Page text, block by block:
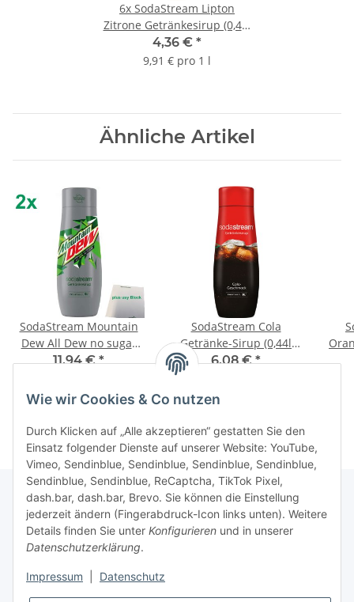
6x SodaStream Lipton
Zitrone Getränkesirup (0,44l
Flasche)
4,36 € *
9,91 € pro 1 l
Ähnliche Artikel
SodaStream Mountain
Dew All Dew no sugar
Getränke-Sirup 2er Pack
Block
11,94 €*
SodaStream Cola
Getränke-Sirup (0,44l
Flasche)
6,08 €*
Informationen
Gesetzliche Informationen
Wie wir Cookies & Co nutzen
Durch Klicken auf „Alle akzeptieren“ gestatten Sie den
Einsatz folgender Dienste auf unserer Website: YouTube,
Vimeo, Sendinblue, Sendinblue, Sendinblue, Sendinblue,
Sendinblue, Sendinblue, ReCaptcha, TikTok Pixel,
dash.bar, dash.bar, Brevo. Sie können die Einstellung
jederzeit ändern (Fingerabdruck-Icon links unten). Weitere
Details finden Sie unter Konfigurieren und in unserer
Datenschutzerklärung.
Impressum Datenschutz